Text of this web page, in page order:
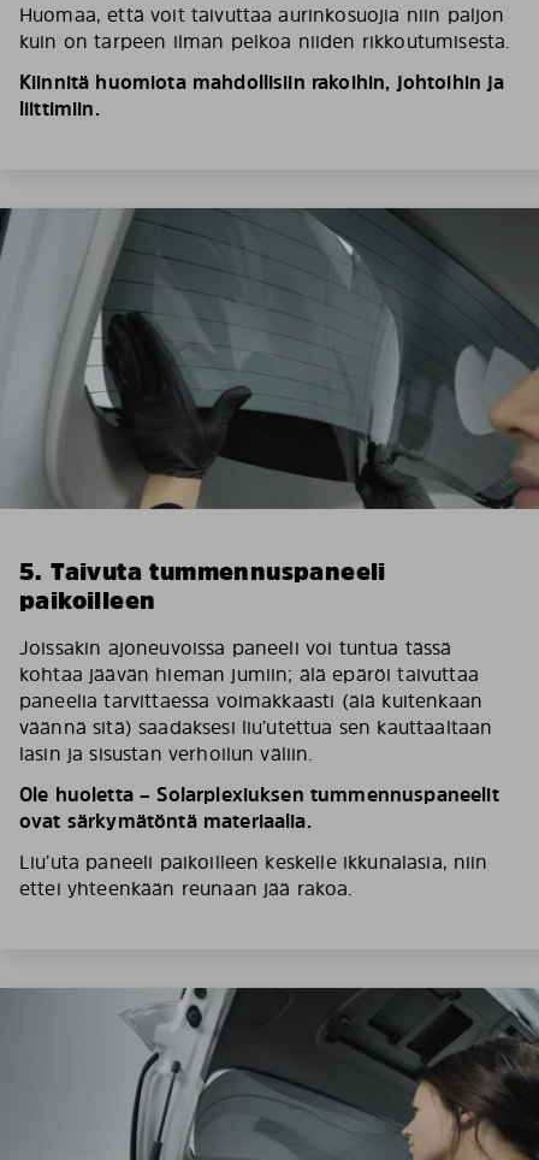
Huomaa, että voit taivuttaa aurinkosuojia niin paljon
kuin on tarpeen ilman pelkoa niiden rikkoutumisesta.
Kiinnitä huomiota mahdollisiin rakoihin, johtoihin ja
liittimiin.
5. Taivuta tummennuspaneeli
paikoilleen
Joissakin ajoneuvoissa paneeli voi tuntua tässä
kohtaa jäävän hieman jumiin; älä epäröi taivuttaa
paneelia tarvittaessa voimakkaasti (älä kuitenkaan
väännä sitä) saadaksesi liu’utettua sen kauttaaltaan
lasin ja sisustan verhoilun väliin.
Ole huoletta – Solarplexiuksen tummennuspaneelit
ovat särkymätöntä materiaalia.
Liu’uta paneeli paikoilleen keskelle ikkunalasia, niin
ettei yhteenkään reunaan jää rakoa.